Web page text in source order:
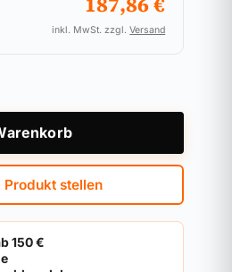
inkl. MwSt. zzgl.Versand
FOS550A Weiß mit Alarmmelder
Produkt stellen
150 €